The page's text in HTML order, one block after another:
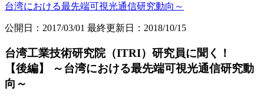
台湾における最先端可視光通信研究動向～
公開日： 2017/03/01 最終更新日：2018/10/15
台湾工業技術研究院（ITRI）研究員に聞く！
【後編】 ～台湾における最先端可視光通信研究動
向～